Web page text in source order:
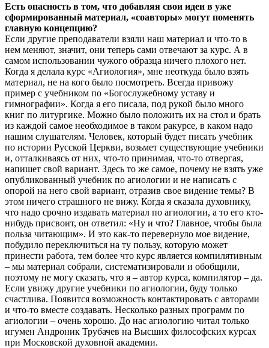
Есть опасность в том, что добавляя свои идеи в уже
сформированный материал, «соавторы» могут поменять
главную концепцию?
Если другие преподаватели взяли наш материал и что-то в
нем меняют, значит, они теперь сами отвечают за курс. А в
самом использовании чужого образца ничего плохого нет.
Когда я делала курс «Агиология», мне неоткуда было взять
материал, не на кого было посмотреть. Всегда привожу
пример с учебником по «Богослужебному уставу и
гимнографии». Когда я его писала, под рукой было много
книг по литургике. Можно было положить их на стол и брать
из каждой самое необходимое в таком ракурсе, в каком надо
нашим слушателям. Человек, который будет писать учебник
по истории Русской Церкви, возьмет существующие учебники
и, отталкиваясь от них, что-то принимая, что-то отвергая,
напишет свой вариант. Здесь то же самое, почему не взять уже
опубликованный учебник по агиологии и не написать с
опорой на него свой вариант, отразив свое видение темы? В
этом ничего страшного не вижу. Когда я сказала духовнику,
что надо срочно издавать материал по агиологии, а то его кто-
нибудь присвоит, он ответил: «Ну и что? Главное, чтобы была
польза читающим». И это как-то перевернуло мое видение,
побудило переключиться на ту пользу, которую может
принести работа, тем более что курс является компилятивным
– мы материал собрали, систематизировали и обобщили,
поэтому не могу сказать, что я – автор курса, компилятор – да.
Если увижу другие учебники по агиологии, буду только
счастлива. Появится возможность контактировать с авторами
и что-то вместе создавать. Несколько разных программ по
агиологии – очень хорошо. До нас агиологию читал только
игумен Андроник Трубачев на Высших философских курсах
при Московской духовной академии.